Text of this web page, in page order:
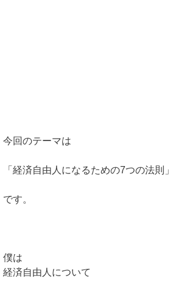
今回のテーマは
「経済自由人になるための7つの法則」
です。
僕は
経済自由人について